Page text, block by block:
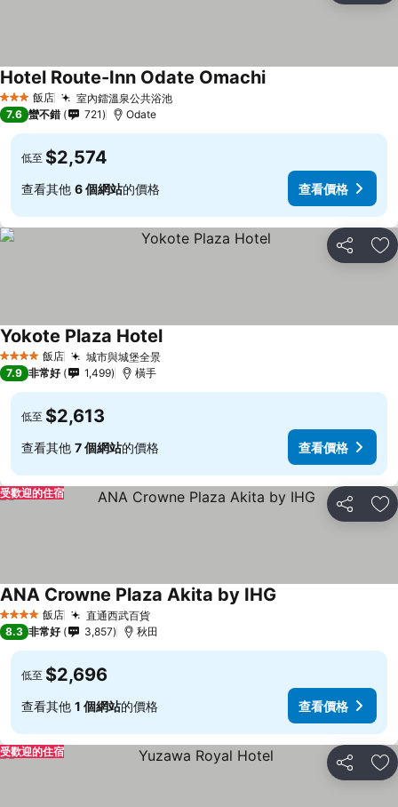
3 星級 飯店 室內鐳溫泉公共浴池查看價格
Hotel Route-Inn Odate Omachi查看價格
7.6 蠻不錯 721 Odate
低至 $2,574
查看其他 6 個網站的價格 查看價格
分享 加
4 星級 飯店 城市與城堡全景查看價格
Yokote Plaza Hotel查看價格
7.9 非常好 1,499 橫手
低至 $2,613
查看其他 7 個網站的價格 查看價格
分享 加
受歡迎的住宿
4 星級 飯店 直通西武百貨查看價格
ANA Crowne Plaza Akita by IHG
8.3 非常好 3,857 秋田
低至 $2,696
查看其他 1 個網站的價格 查看價格
分享 加
受歡迎的住宿